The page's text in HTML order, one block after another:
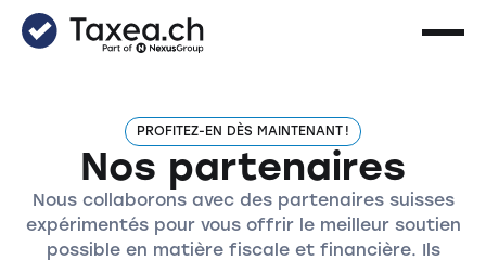
PROFITEZ-EN DÈS MAINTENANT !
Nos partenaires
Nous collaborons avec des partenaires suisses
expérimentés pour vous offrir le meilleur soutien
possible en matière fiscale et financière. Ils